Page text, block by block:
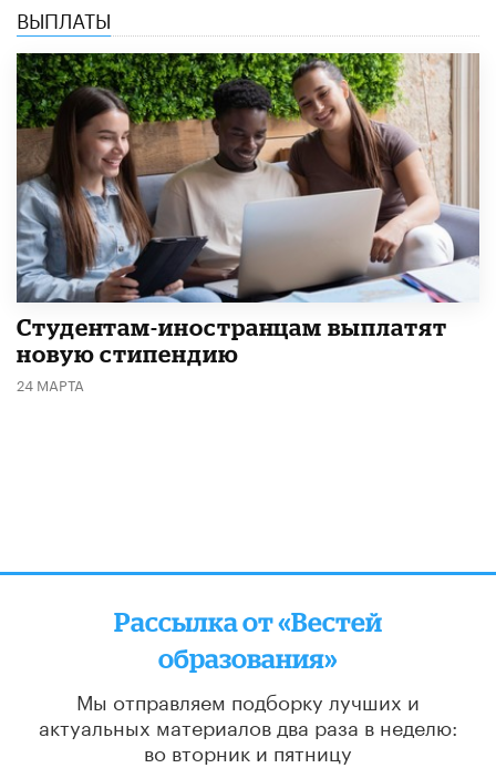
ВЫПЛАТЫ
Студентам-иностранцам выплатят
новую стипендию
24 МАРТА
Рассылка от «Вестей
образования»
Мы отправляем подборку лучших и
актуальных материалов два раза в неделю:
во вторник и пятницу